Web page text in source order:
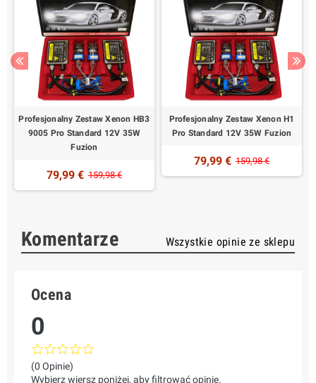
Profesjonalny Zestaw Xenon HB3
9005 Pro Standard 12V 35W
Fuzion
79,99 € 159,98 €
Profesjonalny Zestaw Xenon H1
Pro Standard 12V 35W Fuzion
79,99 € 159,98 €
Komentarze Wszystkie opinie ze sklepu
Ocena
0
(0 Opinie)
Wybierz wiersz poniżej, aby filtrować opinie.